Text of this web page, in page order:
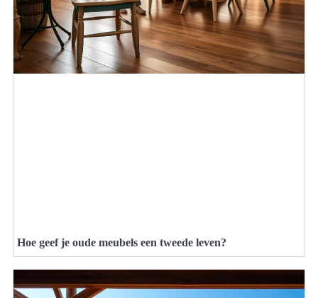
Hoe geef je oude meubels een tweede leven?